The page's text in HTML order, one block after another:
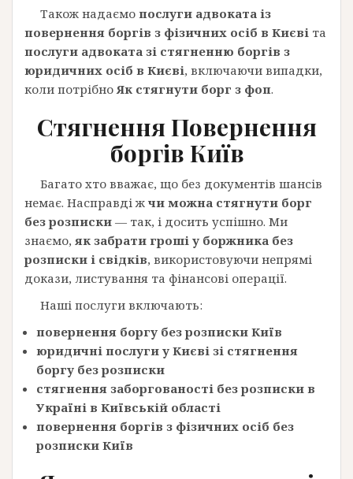
Також надаємо послуги адвоката із
повернення боргів з фізичних осіб в Києві та
послуги адвоката зі стягненню боргів з
юридичних осіб в Києві, включаючи випадки,
коли потрібноЯк стягнути борг з фоп.
Стягнення Повернення
боргів Київ
Багато хто вважає, що без документів шансів
немає. Насправді ж чи можна стягнути борг
без розписки — так, і досить успішно. Ми
знаємо, як забрати гроші у боржника без
розписки і свідків, використовуючи непрямі
докази, листування та фінансові операції.
Наші послуги включають:
повернення боргу без розписки Київ
юридичні послуги у Києві зі стягнення
боргу без розписки
стягнення заборгованості без розписки в
Україні в Київській області
повернення боргів з фізичних осіб без
розписки Київ